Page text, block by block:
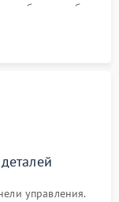
сбоев в работе
управления.